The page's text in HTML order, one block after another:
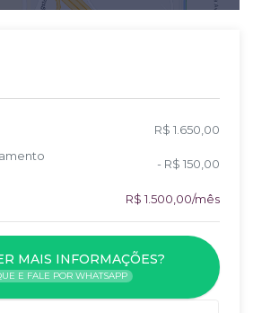
R$ 1.650,00
- R$ 150,00
R$ 1.500,00/mês
MAIS INFORMAÇÕES?
E FALE POR WHATSAPP